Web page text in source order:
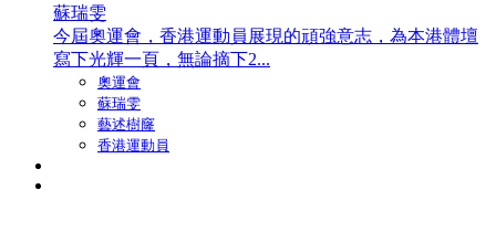
蘇瑞雯
今屆奧運會，香港運動員展現的頑強意志，為本港體壇
寫下光輝一頁，無論摘下2...
奧運會
蘇瑞雯
藝述樹窿
香港運動員